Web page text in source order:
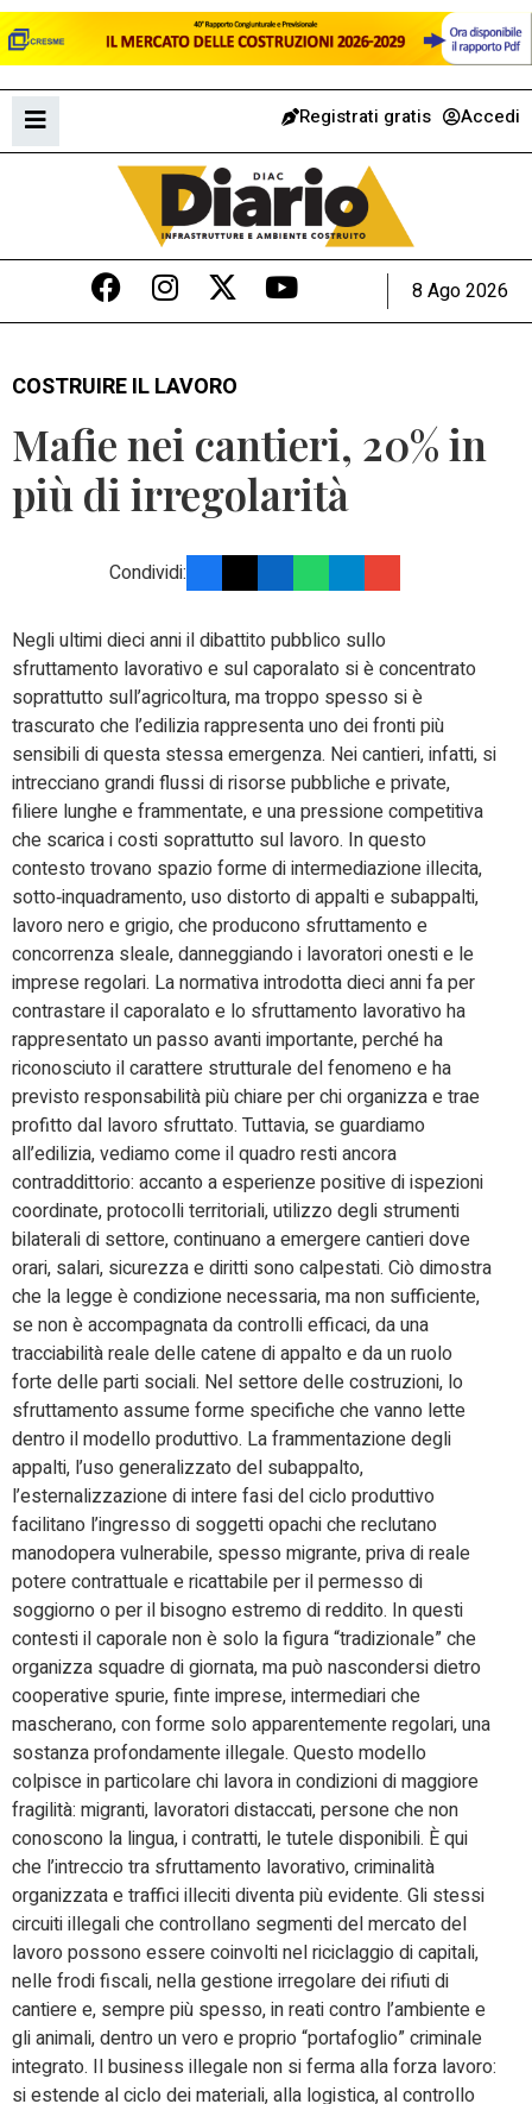
Registrati gratis Accedi
8 Ago 2026
COSTRUIRE IL LAVORO
Mafie nei cantieri, 20% in
più di irregolarità
Condividi:
Negli ultimi dieci anni il dibattito pubblico sullo
sfruttamento lavorativo e sul caporalato si è concentrato
soprattutto sull’agricoltura, ma troppo spesso si è
trascurato che l’edilizia rappresenta uno dei fronti più
sensibili di questa stessa emergenza. Nei cantieri, infatti, si
intrecciano grandi flussi di risorse pubbliche e private,
filiere lunghe e frammentate, e una pressione competitiva
che scarica i costi soprattutto sul lavoro. In questo
contesto trovano spazio forme di intermediazione illecita,
sotto‑inquadramento, uso distorto di appalti e subappalti,
lavoro nero e grigio, che producono sfruttamento e
concorrenza sleale, danneggiando i lavoratori onesti e le
imprese regolari. La normativa introdotta dieci anni fa per
contrastare il caporalato e lo sfruttamento lavorativo ha
rappresentato un passo avanti importante, perché ha
riconosciuto il carattere strutturale del fenomeno e ha
previsto responsabilità più chiare per chi organizza e trae
profitto dal lavoro sfruttato. Tuttavia, se guardiamo
all’edilizia, vediamo come il quadro resti ancora
contraddittorio: accanto a esperienze positive di ispezioni
coordinate, protocolli territoriali, utilizzo degli strumenti
bilaterali di settore, continuano a emergere cantieri dove
orari, salari, sicurezza e diritti sono calpestati. Ciò dimostra
che la legge è condizione necessaria, ma non sufficiente,
se non è accompagnata da controlli efficaci, da una
tracciabilità reale delle catene di appalto e da un ruolo
forte delle parti sociali. Nel settore delle costruzioni, lo
sfruttamento assume forme specifiche che vanno lette
dentro il modello produttivo. La frammentazione degli
appalti, l’uso generalizzato del subappalto,
l’esternalizzazione di intere fasi del ciclo produttivo
facilitano l’ingresso di soggetti opachi che reclutano
manodopera vulnerabile, spesso migrante, priva di reale
potere contrattuale e ricattabile per il permesso di
soggiorno o per il bisogno estremo di reddito. In questi
contesti il caporale non è solo la figura “tradizionale” che
organizza squadre di giornata, ma può nascondersi dietro
cooperative spurie, finte imprese, intermediari che
mascherano, con forme solo apparentemente regolari, una
sostanza profondamente illegale. Questo modello
colpisce in particolare chi lavora in condizioni di maggiore
fragilità: migranti, lavoratori distaccati, persone che non
conoscono la lingua, i contratti, le tutele disponibili. È qui
che l’intreccio tra sfruttamento lavorativo, criminalità
organizzata e traffici illeciti diventa più evidente. Gli stessi
circuiti illegali che controllano segmenti del mercato del
lavoro possono essere coinvolti nel riciclaggio di capitali,
nelle frodi fiscali, nella gestione irregolare dei rifiuti di
cantiere e, sempre più spesso, in reati contro l’ambiente e
gli animali, dentro un vero e proprio “portafoglio” criminale
integrato. Il business illegale non si ferma alla forza lavoro:
si estende al ciclo dei materiali, alla logistica, al controllo